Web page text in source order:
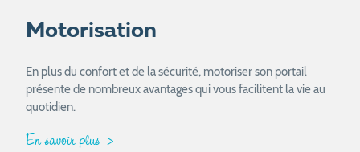
Motorisation
En plus du confort et de la sécurité, motoriser son portail
présente de nombreux avantages qui vous facilitent la vie au
quotidien.
En savoir plus